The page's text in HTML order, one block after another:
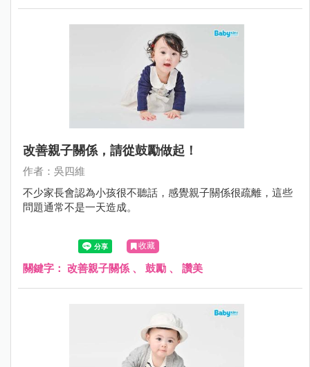
改善親子關係，請從鼓勵做起！
作者：吳四維
不少家長會認為小孩很不聽話，感覺親子關係很疏離，這些
問題通常不是一天造成。
收藏
關鍵字： 改善親子關係 、 鼓勵 、 讚美